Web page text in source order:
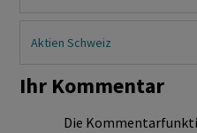
Aktien Schweiz
Ihr Kommentar
Die